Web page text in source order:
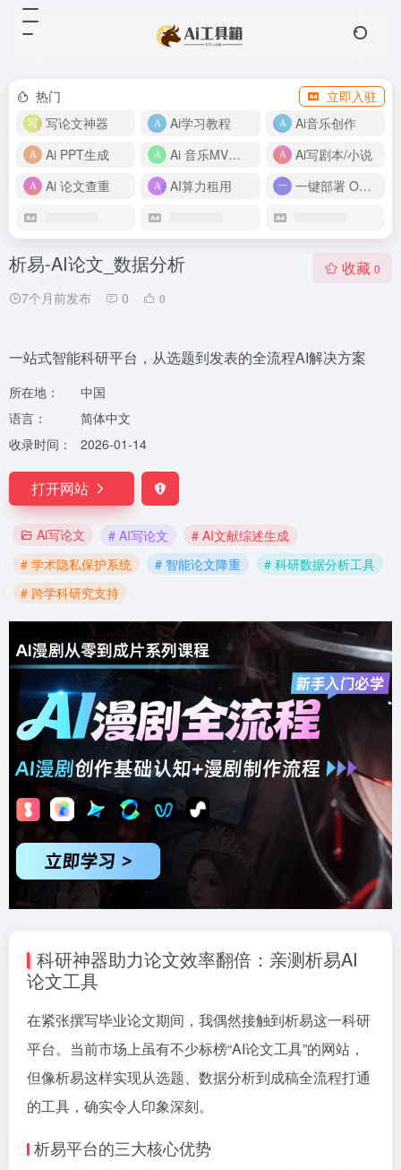
热门
立即入驻
写论文神器
Ai学习教程
Ai音乐创作
Ai PPT生成
Ai 音乐MV制作
Ai写剧本/小说
Ai 论文查重
AI算力租用 一键部署 OpenClaw
析易-AI论文_数据分析
7个月前发布 0 0
收藏 0
一站式智能科研平台，从选题到发表的全流程AI解决方案
所在地：
中国
语言：
简体中文
收录时间：
2026-01-14
打开网站
Ai写论文 # AI写论文
# AI文献综述生成
# 学术隐私保护系统
# 智能论文降重
# 科研数据分析工具
# 跨学科研究支持
科研神器助力论文效率翻倍：亲测析易AI
论文工具
在紧张撰写毕业论文期间，我偶然接触到析易这一科研
平台。当前市场上虽有不少标榜“AI论文工具”的网站，
但像析易这样实现从选题、数据分析到成稿全流程打通
的工具，确实令人印象深刻。
析易平台的三大核心优势